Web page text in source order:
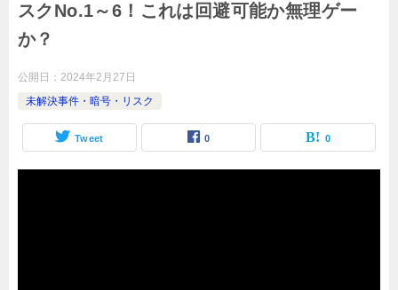
スクNo.1～6！これは回避可能か無理ゲー
か？
公開日： 2024年2月27日
未解決事件・暗号・リスク
Tweet 0 0